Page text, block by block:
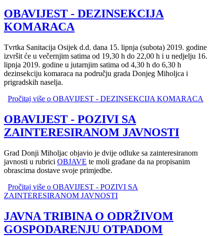
OBAVIJEST - DEZINSEKCIJA
KOMARACA
Tvrtka Sanitacija Osijek d.d. dana 15. lipnja (subota) 2019. godine
izvršit će u večernjim satima od 19,30 h do 22,00 h i u nedjelju 16.
lipnja 2019. godine u jutarnjim satima od 4,30 h do 6,30 h
dezinsekciju komaraca na području grada Donjeg Miholjca i
prigradskih naselja.
Pročitaj više o OBAVIJEST - DEZINSEKCIJA KOMARACA
OBAVIJEST - POZIVI SA
ZAINTERESIRANOM JAVNOSTI
Grad Donji Miholjac objavio je dvije odluke sa zainteresiranom
javnosti u rubrici OBJAVE te moli građane da na propisanim
obrascima dostave svoje primjedbe.
Pročitaj više o OBAVIJEST - POZIVI SA
ZAINTERESIRANOM JAVNOSTI
JAVNA TRIBINA O ODRŽIVOM
GOSPODARENJU OTPADOM